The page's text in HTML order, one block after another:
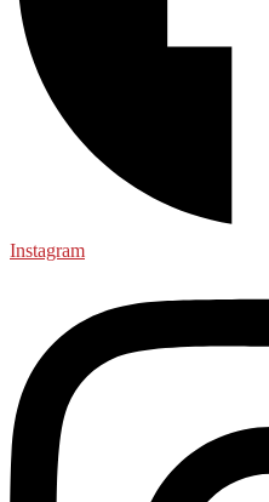
Instagram